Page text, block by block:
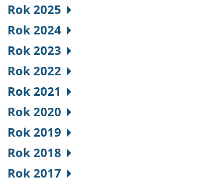
Rok 2025
Rok 2024
Rok 2023
Rok 2022
Rok 2021
Rok 2020
Rok 2019
Rok 2018
Rok 2017